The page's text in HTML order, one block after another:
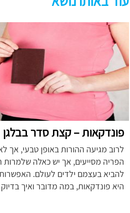
פונדקאות – קצת סדר בבלגן
לרוב מגיעה ההורות באופן טבעי, אך
הפריה מסייעים, אך יש כאלה שלמרות
להביא בעצמם ילדים לעולם.
היא פונדקאות, במה מדובר ואיך